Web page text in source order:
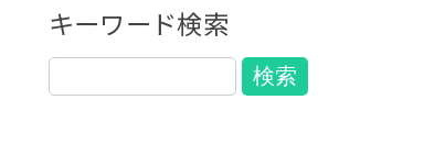
キーワード検索